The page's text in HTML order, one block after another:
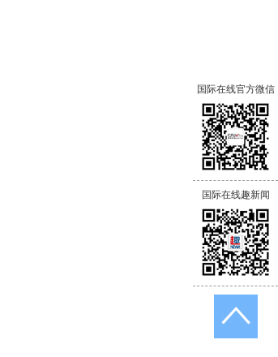
国际在线官方微信
国际在线趣新闻